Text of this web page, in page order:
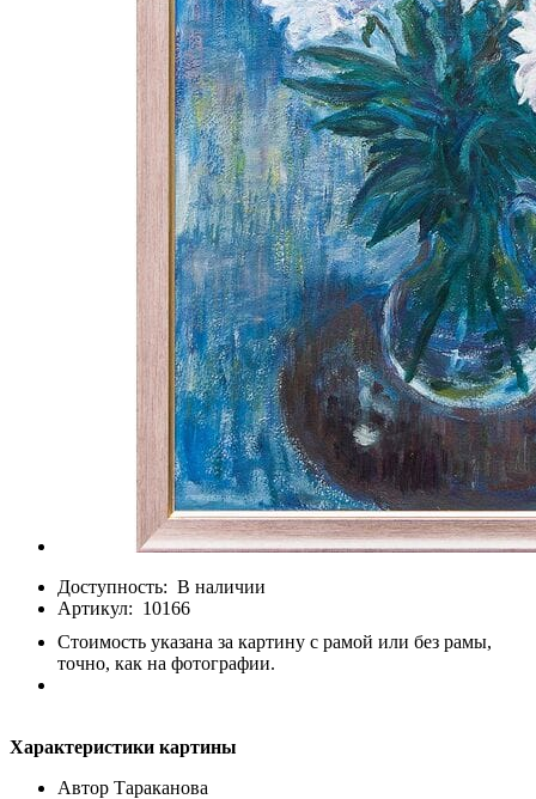
Доступность: В наличии
Артикул: 10166
Стоимость указана за картину с рамой или без рамы,
точно, как на фотографии.
Характеристики картины
Автор Тараканова